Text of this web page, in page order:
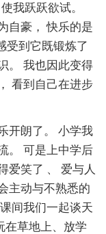
我跃跃欲试。
自豪， 快乐的是
受到它既锻炼了
。 我也因此变得
看到自己在进步
朗了。 小学我
。 可是上中学后
爱笑了 、 爱与人
主动与不熟悉的
间我们一起谈天
在草地上、放学